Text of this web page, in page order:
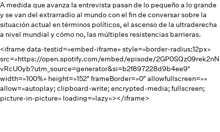
A medida que avanza la entrevista pasan de lo pequeño a lo grande
y se van del extrarradio al mundo con el fin de conversar sobre la
situación actual en términos políticos, el ascenso de la ultraderecha
a nivel mundial y cómo no, las múltiples resistencias barrieras.
<iframe data-testid=»embed-iframe» style=»border-radius:12px»
src=»https://open.spotify.com/embed/episode/2GP0SQz09rek2nN
vRcU0yb?utm_source=generator&si=b2f897228d9b4ee9″
width=»100%» height=»152″ frameBorder=»0″ allowfullscreen=»»
allow=»autoplay; clipboard-write; encrypted-media; fullscreen;
picture-in-picture» loading=»lazy»></iframe>